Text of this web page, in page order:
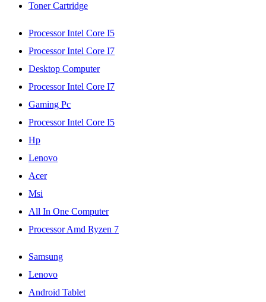
Toner Cartridge
Processor Intel Core I5
Processor Intel Core I7
Desktop Computer
Processor Intel Core I7
Gaming Pc
Processor Intel Core I5
Hp
Lenovo
Acer
Msi
All In One Computer
Processor Amd Ryzen 7
Samsung
Lenovo
Android Tablet